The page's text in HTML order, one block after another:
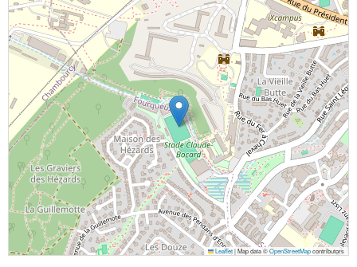
Leaflet|Map data ©OpenStreetMapcontributors